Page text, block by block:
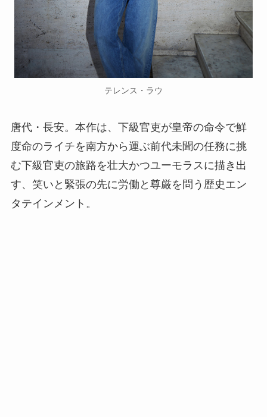
テレンス・ラウ
唐代・長安。本作は、下級官吏が皇帝の命令で鮮
度命のライチを南方から運ぶ前代未聞の任務に挑
む下級官吏の旅路を壮大かつユーモラスに描き出
す、笑いと緊張の先に労働と尊厳を問う歴史エン
タテインメント。